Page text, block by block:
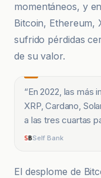
momentáneos, y
Bitcoin, Ethereum,
sufrido pérdidas
de su valor.
“En 2022, las más
XRP, Cardano,
a las tres cuartas
Self Bank
El desplome de